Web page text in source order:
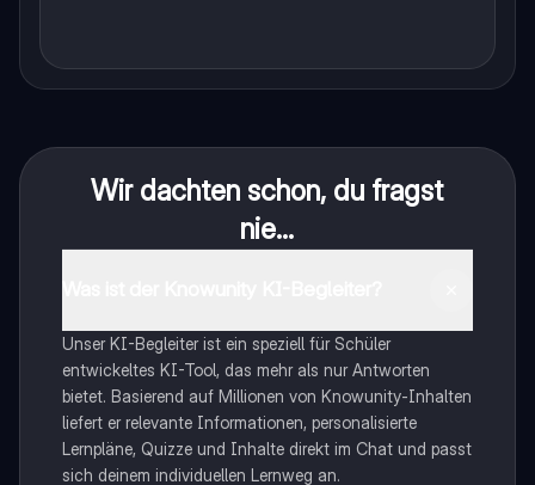
Wir dachten schon, du fragst
nie...
Unser KI-Begleiter ist ein speziell für Schüler
entwickeltes KI-Tool, das mehr als nur Antworten
bietet. Basierend auf Millionen von Knowunity-Inhalten
liefert er relevante Informationen, personalisierte
Lernpläne, Quizze und Inhalte direkt im Chat und passt
sich deinem individuellen Lernweg an.